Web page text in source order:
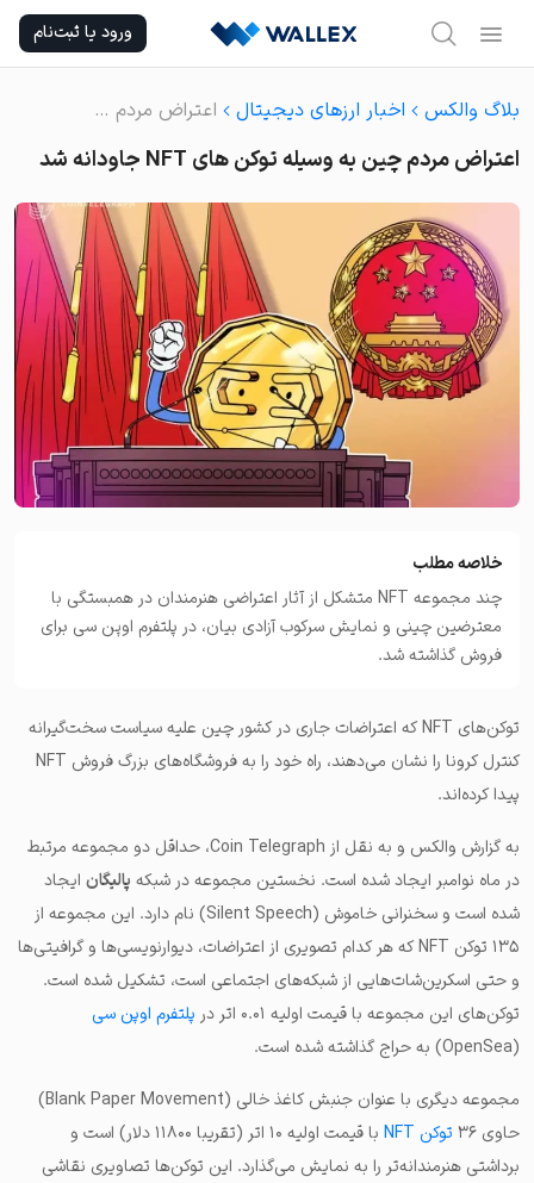
content
ورود یا ثبت‌نام
بلاگ والکس اخبار ارزهای دیجیتال اعتراض مردم چین به وسیله توکن های NFT جاودانه شد
اعتراض مردم چین به وسیله توکن های NFT جاودانه شد
خلاصه مطلب
چند مجموعه NFT متشکل از آثار اعتراضی هنرمندان در همبستگی با
معترضین چینی و نمایش سرکوب آزادی بیان، در پلتفرم اوپن سی برای
فروش گذاشته شد.
توکن‌های NFT که اعتراضات جاری در کشور چین علیه سیاست سخت‌گیرانه
کنترل کرونا را نشان می‌دهند، راه خود را به فروشگاه‌های بزرگ فروش NFT
پیدا کرده‌اند.
به گزارش والکس و به نقل از Coin Telegraph، حداقل دو مجموعه مرتبط
در ماه نوامبر ایجاد شده است. نخستین مجموعه در شبکه پالیگان ایجاد
شده است و سخنرانی خاموش
(Silent Speech) نام دارد. این مجموعه از
۱۳۵ توکن NFT که هر کدام تصویری از اعتراضات، دیوارنویسی‌ها و گرافیتی‌ها
و حتی اسکرین‌شات‌هایی از شبکه‌های اجتماعی است، تشکیل شده است.
توکن‌های این مجموعه با قیمت اولیه ۰.۰۱ اتر در
پلتفرم اوپن سی
(OpenSea) به حراج گذاشته شده است.
مجموعه دیگری با عنوان جنبش کاغذ خالی
(Blank Paper Movement)
حاوی ۳۶
توکن NFT
با قیمت اولیه ۱۰ اتر (تقریبا ۱۱۸۰۰ دلار) است و
برداشتی هنرمندانه‌تر را به نمایش می‌گذارد. این توکن‌ها تصاویری نقاشی